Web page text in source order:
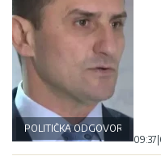
POLITIČKA ODGOVORNOST
09:37